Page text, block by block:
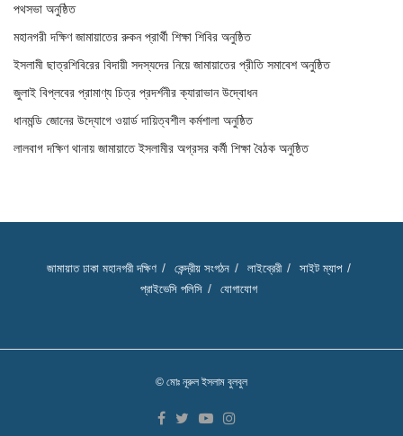
পথসভা অনুষ্ঠিত
মহানগরী দক্ষিণ জামায়াতের রুকন প্রার্থী শিক্ষা শিবির অনুষ্ঠিত
ইসলামী ছাত্রশিবিরের বিদায়ী সদস্যদের নিয়ে জামায়াতের প্রীতি সমাবেশ অনুষ্ঠিত
জুলাই বিপ্লবের প্রামাণ্য চিত্র প্রদর্শনীর ক্যারাভান উদ্বোধন
ধানমন্ডি জোনের উদ্যোগে ওয়ার্ড দায়িত্বশীল কর্মশালা অনুষ্ঠিত
লালবাগ দক্ষিণ থানায় জামায়াতে ইসলামীর অগ্রসর কর্মী শিক্ষা বৈঠক অনুষ্ঠিত
জামায়াত ঢাকা মহানগরী দক্ষিণ কেন্দ্রীয় সংগঠন লাইব্রেরী
সাইট ম্যাপ
প্রাইভেসি পলিসি
যোগাযোগ
© মোঃ নূরুল ইসলাম বুলবুল